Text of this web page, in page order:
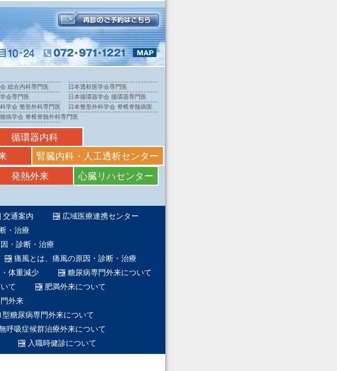
総合内科専門医
会専門医
学会 整形外科専門医
病学会 脊椎脊髄外科専門医
日本透析医学会専門医
日本循環器学会 循環器専門医
日本整形外科学会 脊椎脊髄病医
循環器内科
腎臓内科・人工透析センター
発熱外来
心臓リハセンター
交通案内
広域医療連携センター
・治療
・診断・治療
痛風とは、痛風の原因・診断・治療
体重減少
糖尿病専門外来について
て
肥満外来について
外来
型糖尿病専門外来について
呼吸症候群治療外来について
入職時健診について